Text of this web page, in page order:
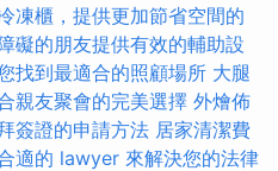
凍櫃，提供更加節省空間的
礙的朋友提供有效的輔助設
找到最適合的照顧場所 大腿
親友聚會的完美選擇 外燴佈
簽證的申請方法 居家清潔費
適的 lawyer 來解決您的法律